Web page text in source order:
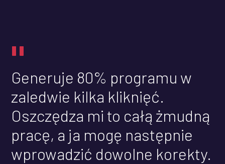
"
Generuje 80% programu w
zaledwie kilka kliknięć.
Oszczędza mi to całą żmudną
pracę, a ja mogę następnie
wprowadzić dowolne korekty.